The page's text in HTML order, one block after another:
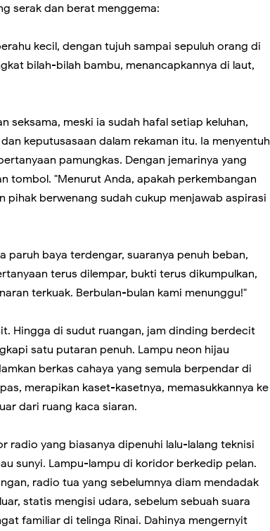
serak dan berat menggema:
kecil, dengan tujuh sampai sepuluh orang di
bilah-bilah bambu, menancapkannya di laut,
seksama, meski ia sudah hafal setiap keluhan,
keputusasaan dalam rekaman itu. Ia menyentuh
pamungkas. Dengan jemarinya yang
tombol. "Menurut Anda, apakah perkembangan
pihak berwenang sudah cukup menjawab aspirasi
paruh baya terdengar, suaranya penuh beban,
terus dilempar, bukti terus dikumpulkan,
terkuak. Berbulan-bulan kami menunggu!"
Hingga di sudut ruangan, jam dinding berdecit
satu putaran penuh. Lampu neon hijau
berkas cahaya yang semula berpendar di
merapikan kaset-kasetnya, memasukkannya ke
dari ruang kaca siaran.
radio yang biasanya dipenuhi lalu-lalang teknisi
sunyi. Lampu-lampu di koridor berkedip pelan.
radio tua yang sebelumnya diam mendadak
statis mengisi udara, sebelum sebuah suara
familiar di telinga Rinai. Dahinya mengernyit